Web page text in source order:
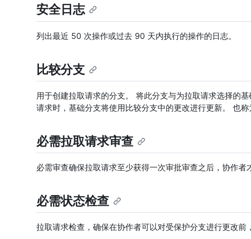
安全日志
列出最近 50 次操作或过去 90 天内执行的操作的日志。
比较分支
用于创建拉取请求的分支。 将此分支与为拉取请求选择的
请求时，基础分支将使用比较分支中的更改进行更新。 也称
必需拉取请求审查
必需审查确保拉取请求至少获得一次审批审查之后，协作者
必需状态检查
拉取请求检查，确保在协作者可以对受保护分支进行更改前